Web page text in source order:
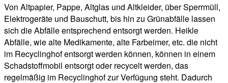
Von Altpapier, Pappe, Altglas und Altkleider, über Sperrmüll,
Elektrogeräte und Bauschutt, bis hin zu Grünabfälle lassen
sich die Abfälle entsprechend entsorgt werden. Heikle
Abfälle, wie alte Medikamente, alte Farbeimer, etc. die nicht
im Recyclinghof entsorgt werden können, können in einem
Schadstoffmobil entsorgt oder recycelt werden, das
regelmäßig im Recyclinghof zur Verfügung steht. Dadurch